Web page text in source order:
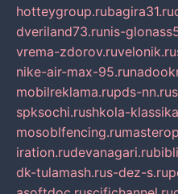
hotteygroup.rubagira31.ru
dveriland73.runis-
vrema-zdorov.ruvelonik.ru
nike-air-max-95.ru
mobilreklama.rupds-nn.ru
spksochi.rushkola-
mosoblfencing.ru
iration.rudevanagari.ru
dk-tulamash.rus-dez-s.ru